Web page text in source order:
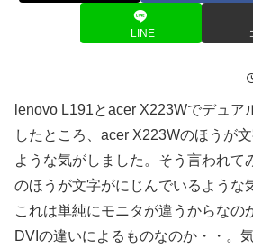
LINE
lenovo L191とacer X223Wでデュア
したところ、acer X223Wのほうが
ような気がしました。そう言われて
のほうが文字がにじんでいるような
これは単純にモニタが違うからなの
DVIの違いによるものなのか・・。